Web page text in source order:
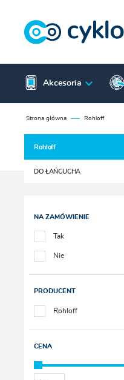
Akcesoria
Strona główna Rohloff
Rohloff
DO ŁAŃCUCHA
NA ZAMÓWIENIE
Tak
Nie
PRODUCENT
Rohloff
CENA